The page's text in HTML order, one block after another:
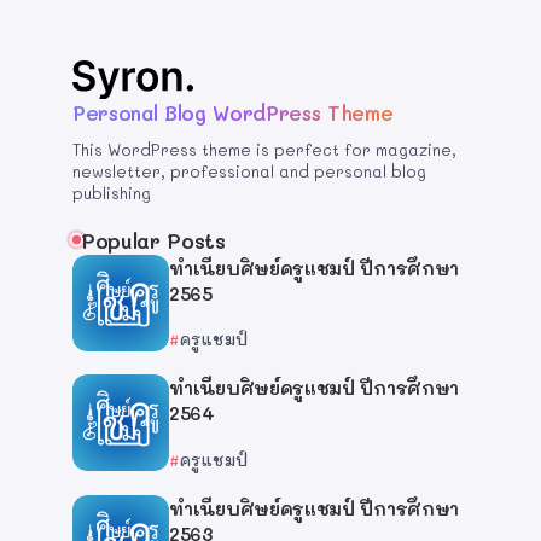
Personal Blog WordPress Theme
This WordPress theme is perfect for magazine,
newsletter, professional and personal blog
publishing
Popular Posts
ทำเนียบศิษย์ครูแชมป์ ปีการศึกษา
2565
ครูแชมป์
ทำเนียบศิษย์ครูแชมป์ ปีการศึกษา
2564
ครูแชมป์
ทำเนียบศิษย์ครูแชมป์ ปีการศึกษา
2563